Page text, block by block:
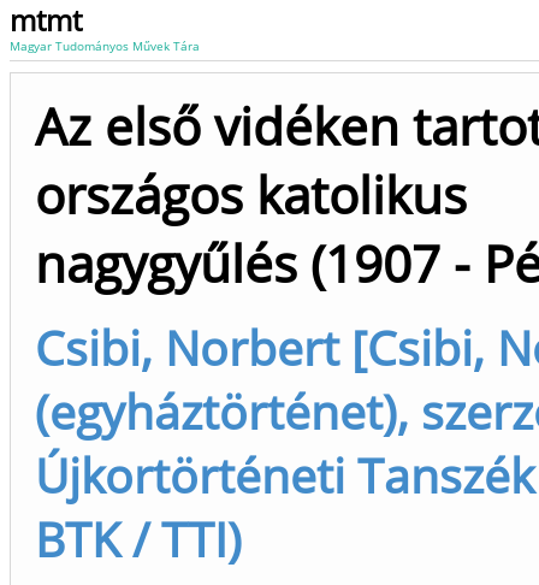
mtmt
Magyar Tudományos Művek Tára
Az első vidéken
országos katolikus
nagygyűlés (1907 -
Csibi, Norbert [Csibi,
(egyháztörténet),
Újkortörténeti Tanszék
BTK / TTI)